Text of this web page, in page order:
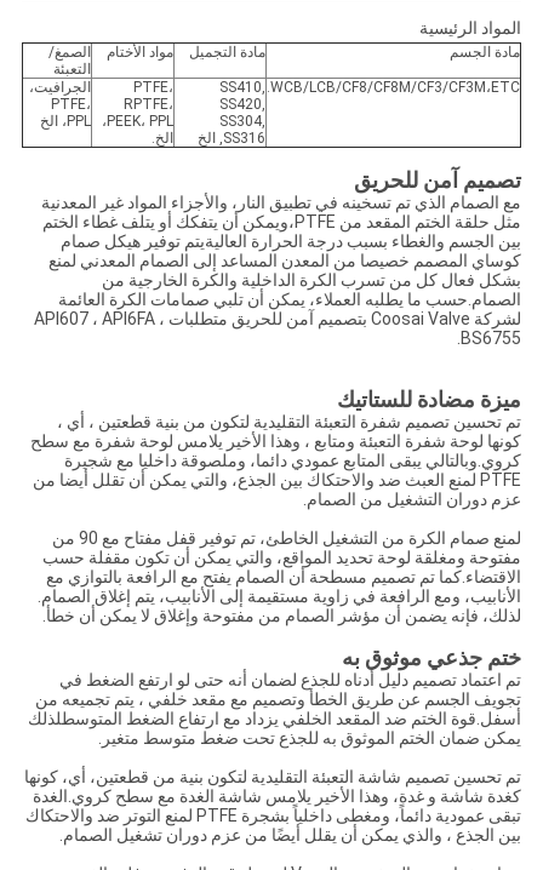
المواد الرئيسية
مادة الجسم مادة التجميل مواد الأختام
الصمغ/
التعبئة
WCB/LCB/CF8/CF8M/CF3/CF3M،ETC. SS410,
SS420,
SS304,
SS316, الخ
PTFE،
RPTFE،
PEEK، PPL،
الخ.
الجرافيت،
PTFE،
PPL، الخ
تصميم آمن للحريق
مع الصمام الذي تم تسخينه في تطبيق النار، والأجزاء المواد غير المعدنية
مثل حلقة الختم المقعد من PTFE،ويمكن أن يتفكك أو يتلف غطاء الختم
بين الجسم والغطاء بسبب درجة الحرارة العاليةيتم توفير هيكل صمام
كوساي المصمم خصيصا من المعدن المساعد إلى الصمام المعدني لمنع
بشكل فعال كل من تسرب الكرة الداخلية والكرة الخارجية من
الصمام.حسب ما يطلبه العملاء، يمكن أن تلبي صمامات الكرة العائمة
لشركة Coosai Valve بتصميم آمن للحريق متطلبات API607 ، API6FA ،
BS6755.
ميزة مضادة للستاتيك
تم تحسين تصميم شفرة التعبئة التقليدية لتكون من بنية قطعتين ، أي ،
كونها لوحة شفرة التعبئة ومتابع ، وهذا الأخير يلامس لوحة شفرة مع سطح
كروي.وبالتالي يبقى المتابع عمودي دائما، وملصوقة داخليا مع شجيرة
PTFE لمنع العبث ضد والاحتكاك بين الجذع، والتي يمكن أن تقلل أيضا من
عزم دوران التشغيل من الصمام.
لمنع صمام الكرة من التشغيل الخاطئ، تم توفير قفل مفتاح مع 90 من
مفتوحة ومغلقة لوحة تحديد المواقع، والتي يمكن أن تكون مقفلة حسب
الاقتضاء.كما تم تصميم مسطحة أن الصمام يفتح مع الرافعة بالتوازي مع
الأنابيب، ومع الرافعة في زاوية مستقيمة إلى الأنابيب، يتم إغلاق الصمام.
لذلك، فإنه يضمن أن مؤشر الصمام من مفتوحة وإغلاق لا يمكن أن خطأ.
ختم جذعي موثوق به
تم اعتماد تصميم دليل أدناه للجذع لضمان أنه حتى لو ارتفع الضغط في
تجويف الجسم عن طريق الخطأ وتصميم مع مقعد خلفي ، يتم تجميعه من
أسفل.قوة الختم ضد المقعد الخلفي يزداد مع ارتفاع الضغط المتوسطلذلك
يمكن ضمان الختم الموثوق به للجذع تحت ضغط متوسط متغير.
تم تحسين تصميم شاشة التعبئة التقليدية لتكون بنية من قطعتين، أي، كونها
كغدة شاشة و غدة، وهذا الأخير يلامس شاشة الغدة مع سطح كروي.الغدة
تبقى عمودية دائماً، ومغطى داخلياً بشجرة PTFE لمنع التوتر ضد والاحتكاك
بين الجذع ، والذي يمكن أن يقلل أيضًا من عزم دوران تشغيل الصمام.